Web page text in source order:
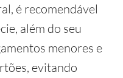
é recomendável
além do seu
menores e
evitando